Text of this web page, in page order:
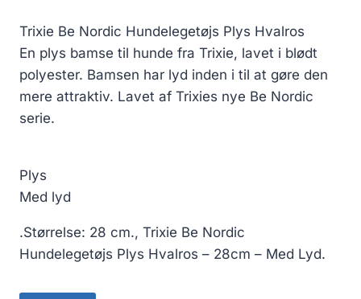
Trixie Be Nordic Hundelegetøjs Plys Hvalros
En plys bamse til hunde fra Trixie, lavet i blødt
polyester. Bamsen har lyd inden i til at gøre den
mere attraktiv. Lavet af Trixies nye Be Nordic
serie.
Plys
Med lyd
.Størrelse: 28 cm., Trixie Be Nordic
Hundelegetøjs Plys Hvalros – 28cm – Med Lyd.